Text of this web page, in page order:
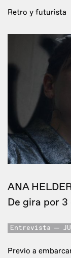
Retro y futurista
ANA
De gira por
Entrevista
Previo a